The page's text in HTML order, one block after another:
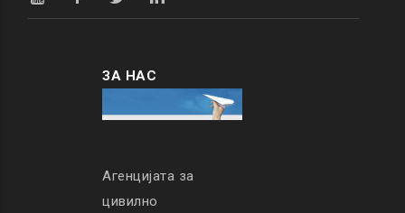
ЗА НАС
Агенцијата за
цивилно